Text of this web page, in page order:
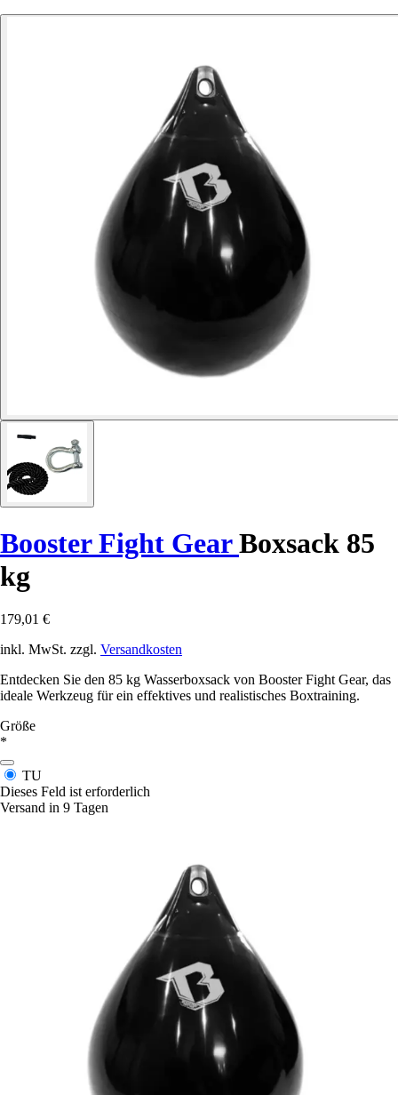
Booster Fight GearBoxsack 85
kg
179,01 €
inkl. MwSt. zzgl. Versandkosten
Entdecken Sie den 85 kg Wasserboxsack von Booster Fight Gear, das
ideale Werkzeug für ein effektives und realistisches Boxtraining.
Größe
*
TU
Dieses Feld ist erforderlich
Versand in 9 Tagen